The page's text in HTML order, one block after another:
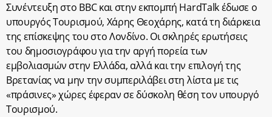
Συνέντευξη στο BBC και στην εκπομπή HardTalk έδωσε ο
υπουργός Τουρισμού, Χάρης Θεοχάρης, κατά τη διάρκεια
της επίσκεψης του στο Λονδίνο. Οι σκληρές ερωτήσεις
του δημοσιογράφου για την αργή πορεία των
εμβολιασμών στην Ελλάδα, αλλά και την επιλογή της
Βρετανίας να μην την συμπεριλάβει στη λίστα με τις
«πράσινες» χώρες έφεραν σε δύσκολη θέση τον υπουργό
Τουρισμού.